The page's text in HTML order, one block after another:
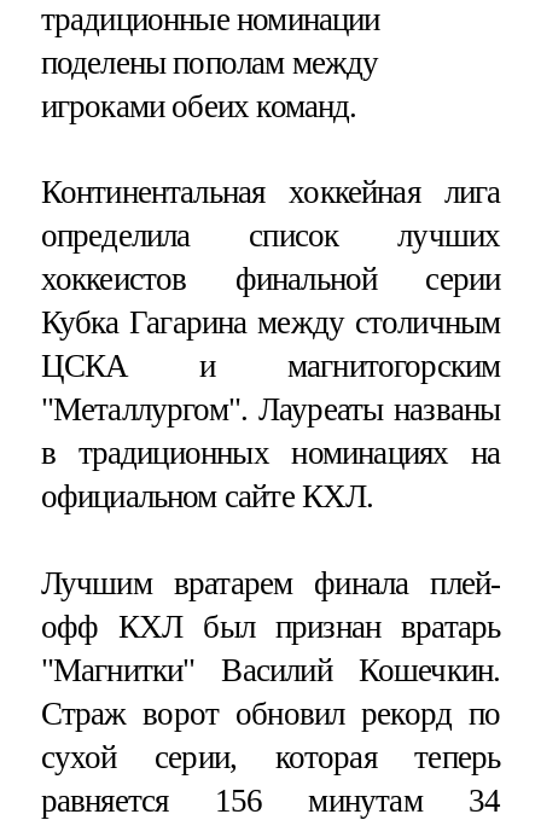
традиционные номинации
поделены пополам между
игроками обеих команд.
Континентальная хоккейная лига
определила список лучших
хоккеистов финальной серии
Кубка Гагарина между столичным
ЦСКА и магнитогорским
"Металлургом". Лауреаты названы
в традиционных номинациях на
официальном сайте КХЛ.
Лучшим вратарем финала плей-
офф КХЛ был признан вратарь
"Магнитки" Василий Кошечкин.
Страж ворот обновил рекорд по
сухой серии, которая теперь
равняется 156 минутам 34